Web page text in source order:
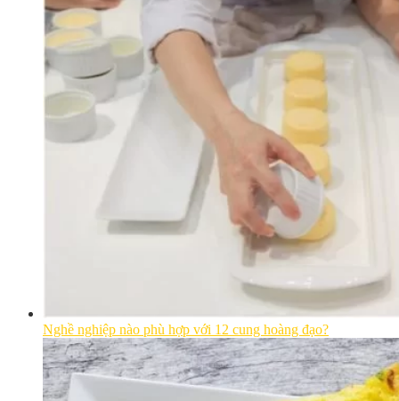
Nghề nghiệp nào phù hợp với 12 cung hoàng đạo?